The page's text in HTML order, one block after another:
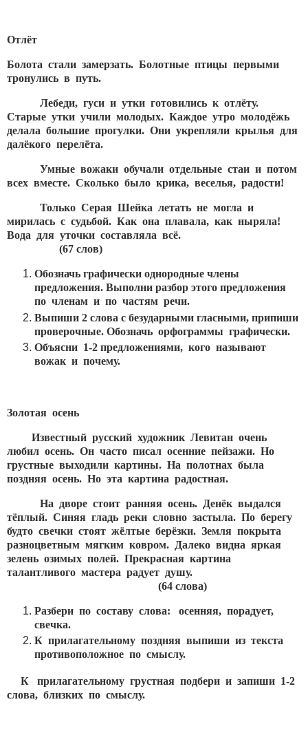
Отлёт
Болота стали замерзать. Болотные птицы первыми
тронулись в путь.
Лебеди, гуси и утки готовились к отлёту.
Старые утки учили молодых. Каждое утро молодёжь
делала большие прогулки. Они укрепляли крылья для
далёкого перелёта.
Умные вожаки обучали отдельные стаи и потом
всех вместе. Сколько было крика, веселья, радости!
Только Серая Шейка летать не могла и
мирилась с судьбой. Как она плавала, как ныряла!
Вода для уточки составляла всё.
(67 слов)
Обозначь графически однородные члены
предложения. Выполни разбор этого предложения
по членам и по частям речи.
Выпиши 2 слова с безударными гласными, припиши
проверочные. Обозначь орфограммы графически.
Объясни 1-2 предложениями, кого называют
вожак и почему.
Золотая осень
Известный русский художник Левитан очень
любил осень. Он часто писал осенние пейзажи. Но
грустные выходили картины. На полотнах была
поздняя осень. Но эта картина радостная.
На дворе стоит ранняя осень. Денёк выдался
тёплый. Синяя гладь реки словно застыла. По берегу
будто свечки стоят жёлтые берёзки. Земля покрыта
разноцветным мягким ковром. Далеко видна яркая
зелень озимых полей. Прекрасная картина
талантливого мастера радует душу.
(64 слова)
Разбери по составу слова: осенняя, порадует,
свечка.
К прилагательному поздняя выпиши из текста
противоположное по смыслу.
К прилагательному грустная подбери и запиши 1-2
слова, близких по смыслу.